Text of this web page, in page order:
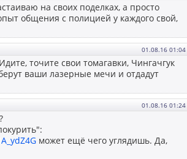
на своих поделках, а просто
общения с полицией у каждого свой,
01.08.16 01:04
точите свои томагавки, Чингачгук
ваши лазерные мечи и отдадут
01.08.16 01:24
может ещё чего углядишь. Да,